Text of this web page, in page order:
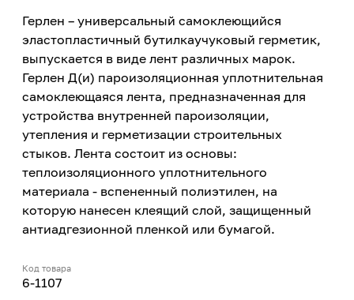
Герлен – универсальный самоклеющийся
эластопластичный бутилкаучуковый герметик,
выпускается в виде лент различных марок.
Герлен Д(и) пароизоляционная уплотнительная
самоклеющаяся лента, предназначенная для
устройства внутренней пароизоляции,
утепления и герметизации строительных
стыков. Лента состоит из основы:
теплоизоляционного уплотнительного
материала - вспененный полиэтилен, на
которую нанесен клеящий слой, защищенный
антиадгезионной пленкой или бумагой.
Код товара
6-1107